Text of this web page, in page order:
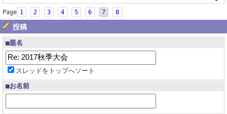
Page 1 2 3 4 5 6 7 8
投稿
■題名
スレッドをトップへソート
■お名前